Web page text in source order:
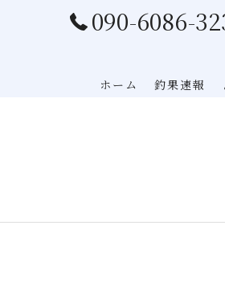
090-6086-
ホーム 釣果速報